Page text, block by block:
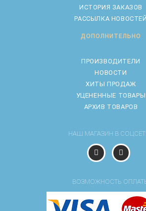
ИСТОРИЯ ЗАКАЗОВ
РАССЫЛКА НОВОСТЕЙ
ДОПОЛНИТЕЛЬНО
ПРОИЗВОДИТЕЛИ
НОВОСТИ
ХИТЫ ПРОДАЖ
УЦЕНЕННЫЕ ТОВАРЫ
АРХИВ ТОВАРОВ
НАШ МАГАЗИН В
ВОЗМОЖНОСТЬ